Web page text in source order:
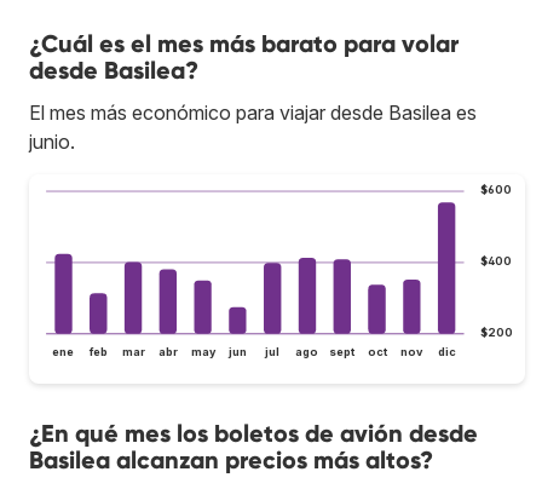
¿Cuál es el mes más barato para volar
desde Basilea?
El mes más económico para viajar desde Basilea es
junio.
$200
$400
$600
ene feb mar abr may jun jul ago sept oct nov dic
¿En qué mes los boletos de avión desde
Basilea alcanzan precios más altos?